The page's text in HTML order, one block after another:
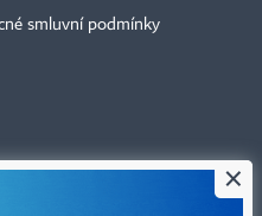
smluvní podmínky
×